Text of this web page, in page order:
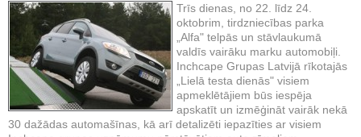
Trīs dienas, no 22. līdz 24.
oktobrim, tirdzniecības parka
„Alfa" telpās un stāvlaukumā
valdīs vairāku marku automobiļi.
Inchcape Grupas Latvijā rīkotajās
„Lielā testa dienās" visiem
apmeklētājiem būs iespēja
apskatīt un izmēģināt vairāk nekā
30 dažādas automašīnas, kā arī detalizēti iepazīties ar visiem